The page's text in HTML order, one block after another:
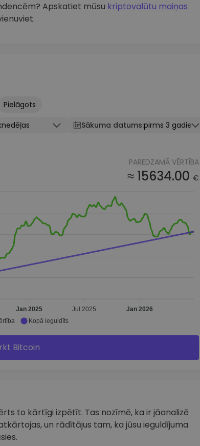
Apskatiet mūsu kriptovalūtu maiņas
Pielāgots
Sākuma datums:pirms 3 gadiem
PAREDZAMĀ VĒRTĪBA
≈ 15634.00 €
Jan 2025 Jul 2025 Jan 2026
Kopā ieguldīts
Bitcoin
to kārtīgi izpētīt. Tas nozīmē, ka ir jāanalizē
un rādītājus tam, ka jūsu ieguldījuma